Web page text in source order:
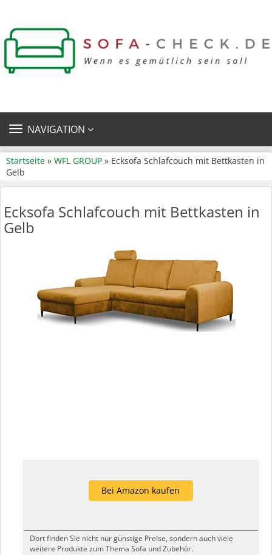
TOGGLE
NAVIGATION
Startseite » WFL GROUP » Ecksofa Schlafcouch mit Bettkasten in
Gelb
Ecksofa Schlafcouch mit Bettkasten in
Gelb
Bei Amazon kaufen
Dort finden Sie nicht nur günstige Preise, sondern auch viele
weitere Produkte zum Thema Sofa und Zubehör.